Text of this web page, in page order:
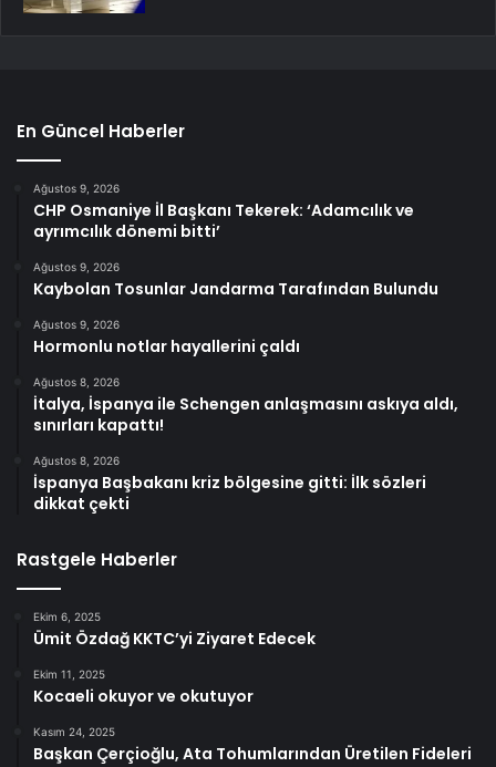
En Güncel Haberler
Ağustos 9, 2026
CHP Osmaniye İl Başkanı Tekerek: ‘Adamcılık ve
ayrımcılık dönemi bitti’
Ağustos 9, 2026
Kaybolan Tosunlar Jandarma Tarafından Bulundu
Ağustos 9, 2026
Hormonlu notlar hayallerini çaldı
Ağustos 8, 2026
İtalya, İspanya ile Schengen anlaşmasını askıya aldı,
sınırları kapattı!
Ağustos 8, 2026
İspanya Başbakanı kriz bölgesine gitti: İlk sözleri
dikkat çekti
Rastgele Haberler
Ekim 6, 2025
Ümit Özdağ KKTC’yi Ziyaret Edecek
Ekim 11, 2025
Kocaeli okuyor ve okutuyor
Kasım 24, 2025
Başkan Çerçioğlu, Ata Tohumlarından Üretilen Fideleri